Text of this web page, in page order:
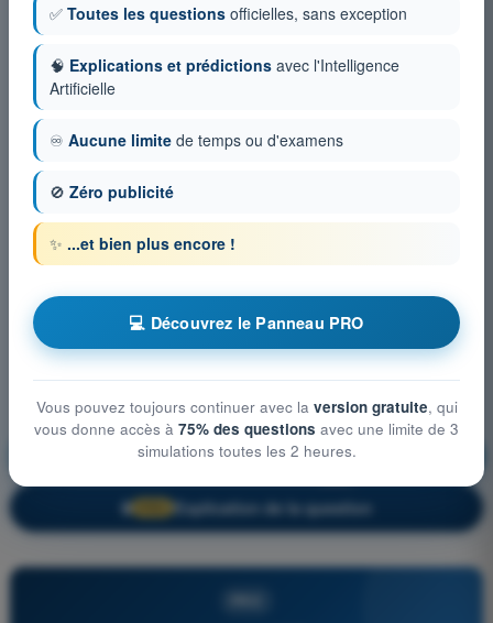
Connaissances générales de l’UAS
🔒 Explication de la question
✅ Toutes les questions officielles, sans exception
🧠 Explications et prédictions avec l'Intelligence
Artificielle
♾️ Aucune limite de temps ou d'examens
🚫 Zéro publicité
✨ ...et bien plus encore !
💻 Découvrez le Panneau PRO
Vous pouvez toujours continuer avec la version gratuite, qui
vous donne accès à 75% des questions avec une limite de 3
simulations toutes les 2 heures.